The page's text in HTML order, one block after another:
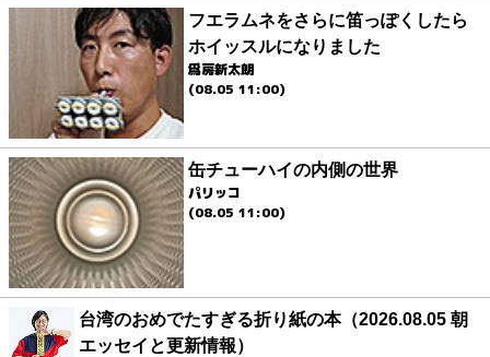
フエラムネをさらに笛っぽくしたら
ホイッスルになりました
爲房新太朗
(08.05 11:00)
缶チューハイの内側の世界
パリッコ
(08.05 11:00)
台湾のおめでたすぎる折り紙の本（2026.08.05 朝
エッセイと更新情報）